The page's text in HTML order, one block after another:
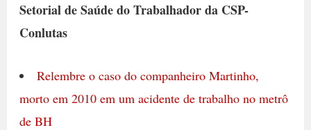
Setorial de Saúde do Trabalhador da CSP-
Conlutas
Relembre o caso do companheiro Martinho,
morto em 2010 em um acidente de trabalho no metrô
de BH